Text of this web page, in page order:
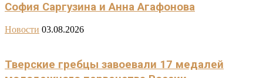
София Саргузина и Анна Агафонова
Новости 03.08.2026
Тверские гребцы завоевали 17 медалей